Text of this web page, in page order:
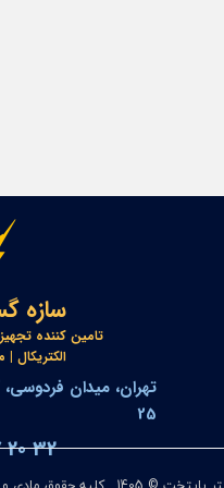
سازه
20 32
25
تامین کننده
​​​​​​​الکتریکال |